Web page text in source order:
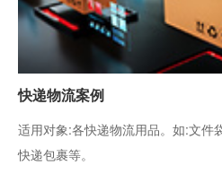
快递物流案例
适用对象:各快递物流用品。如:文件
快递包裹等。